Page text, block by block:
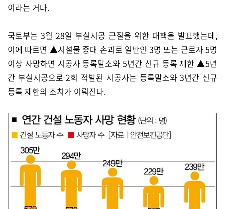
이라는 거다.
국토부는 3월 28일 부실시공 근절을 위한 대책을 발표했는데,
이에 따르면 ▲시설물 중대 손괴로 일반인 3명 또는 근로자 5명
이상 사망하면 시공사 등록말소와 5년간 신규 등록 제한 ▲5년
간 부실시공으로 2회 적발된 시공사는 등록말소와 3년간 신규
등록 제한의 조치가 이뤄진다.